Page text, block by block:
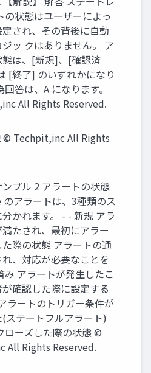
の状態はユーザーによっ
され、その背後に自動
ッ クはありません。 ア
態は、[新規]、[確認済
[終了] のいずれかになり
答は、A になります。
All Rights Reserved.
© Techpit,inc All Rights
プル 2 アラートの状態
のアラートは、3種類のス
かれます。 - - 新規 アラ
たされ、最初にアラー
た際の状態 アラートの通
、対応が必要なことを
み アラートが発生したこ
確認した際に設定する
ラートのトリガー条件が
ステートフルアラート)
ローズした際の状態 ©
All Rights Reserved.